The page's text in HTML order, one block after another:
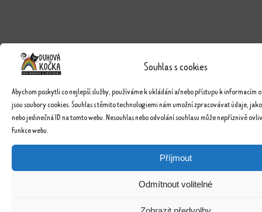
Souhlas s cookies
Abychom poskytli co nejlepší služby, používáme k ukládání a/nebo přístupu k informacím
jsou soubory cookies. Souhlas s těmito technologiemi nám umožní zpracovávat údaje,
nebo jedinečná ID na tomto webu. Nesouhlas nebo odvolání souhlasu může nepříznivě
funkce webu.
Příjmout
Odmítnout volitelné